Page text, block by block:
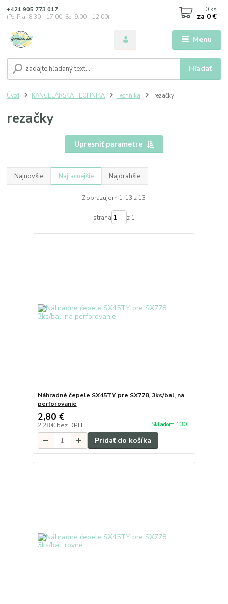
Menu
Hľadať
+421 905 773 017
(Po-Pia, 8:30 - 17:00, So: 9:00 - 12:00)
0 ks
za 0 €
Úvod KANCELÁRSKA TECHNIKA Technika rezačky
rezačky
Upresniť parametre
Najnovšie Najlacnejšie Najdrahšie
Zobrazujem 1-13 z 13
strana z 1
Náhradné čepele SX45TY pre SX778, 3ks/bal, na
perforovanie
2,80 €
2,28 € bez DPH Skladom 130
Pridať do košíka